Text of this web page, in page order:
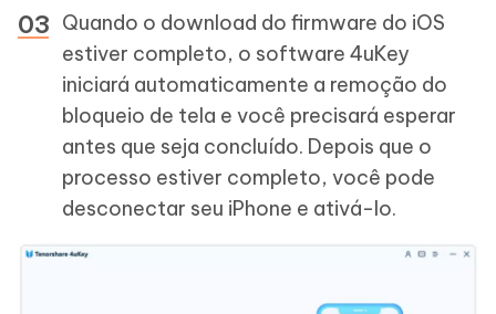
Quando o download do firmware do iOS
estiver completo, o software 4uKey
iniciará automaticamente a remoção do
bloqueio de tela e você precisará esperar
antes que seja concluído. Depois que o
processo estiver completo, você pode
desconectar seu iPhone e ativá-lo.